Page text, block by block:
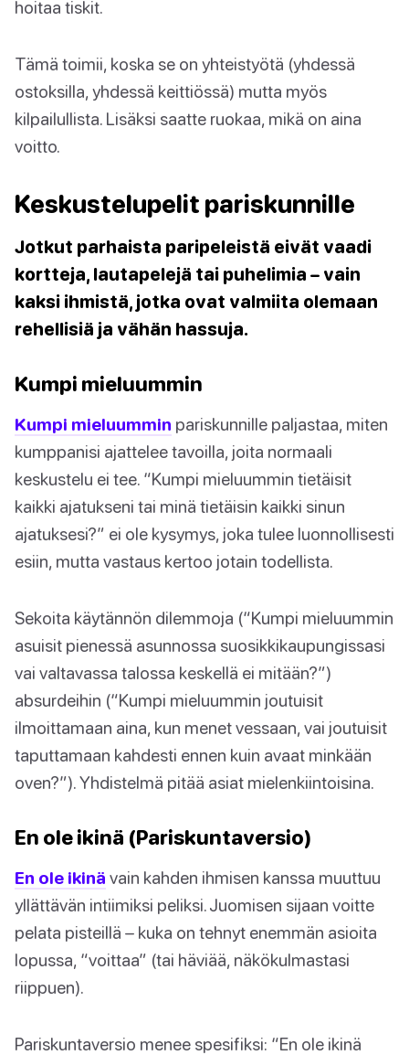
hoitaa tiskit.
Tämä toimii, koska se on yhteistyötä (yhdessä
ostoksilla, yhdessä keittiössä) mutta myös
kilpailullista. Lisäksi saatte ruokaa, mikä on aina
voitto.
Keskustelupelit pariskunnille
Jotkut parhaista paripeleistä eivät vaadi
kortteja, lautapelejä tai puhelimia – vain
kaksi ihmistä, jotka ovat valmiita olemaan
rehellisiä ja vähän hassuja.
Kumpi mieluummin
Kumpi mieluummin pariskunnille paljastaa, miten
kumppanisi ajattelee tavoilla, joita normaali
keskustelu ei tee. “Kumpi mieluummin tietäisit
kaikki ajatukseni tai minä tietäisin kaikki sinun
ajatuksesi?” ei ole kysymys, joka tulee luonnollisesti
esiin, mutta vastaus kertoo jotain todellista.
Sekoita käytännön dilemmoja (“Kumpi mieluummin
asuisit pienessä asunnossa suosikkikaupungissasi
vai valtavassa talossa keskellä ei mitään?”)
absurdeihin (“Kumpi mieluummin joutuisit
ilmoittamaan aina, kun menet vessaan, vai joutuisit
taputtamaan kahdesti ennen kuin avaat minkään
oven?”). Yhdistelmä pitää asiat mielenkiintoisina.
En ole ikinä (Pariskuntaversio)
En ole ikinä vain kahden ihmisen kanssa muuttuu
yllättävän intiimiksi peliksi. Juomisen sijaan voitte
pelata pisteillä – kuka on tehnyt enemmän asioita
lopussa, “voittaa” (tai häviää, näkökulmastasi
riippuen).
Pariskuntaversio menee spesifiksi: “En ole ikinä